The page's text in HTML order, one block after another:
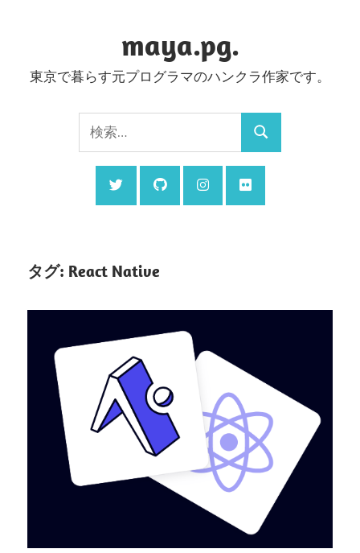
ン
maya.pg.
東京で暮らす元プログラマのハンクラ作家です。
索:
検
索
タグ: React Native